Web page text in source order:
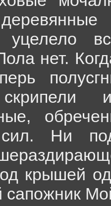
уцелело
нет.
сил. Ни
крышей
сапожник